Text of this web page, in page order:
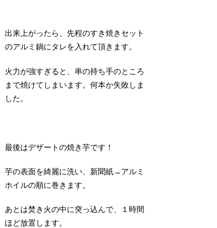
出来上がったら、先程のすき焼きセット
のアルミ鍋にタレを入れて頂きます。
火力が強すぎると、串の持ち手のところ
まで焼けてしまいます。何本か失敗しま
した。
最後はデザートの焼き芋です！
芋の表面を綺麗に洗い、新聞紙→アルミ
ホイルの順に巻きます。
あとは焚き火の中に突っ込んで、１時間
ほど放置します。